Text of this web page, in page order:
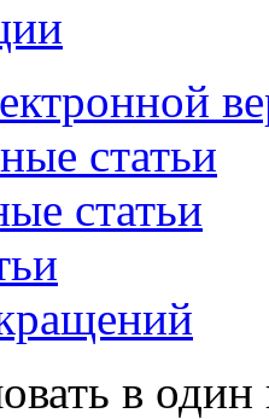
статьи
статьи
в